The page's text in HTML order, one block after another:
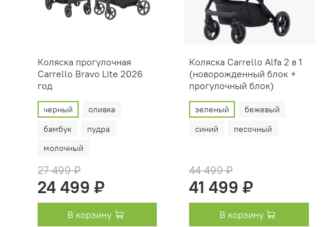
Коляска прогулочная
Carrello Bravo Lite 2026
год
черный
оливка
бамбук
пудра
молочный
27 499 ₽
24 499 ₽
В корзину
Коляска Carrello Alfa 2 в 1
(новорожденный блок +
прогулочный блок)
зеленый
бежевый
синий
песочный
44 499 ₽
41 499 ₽
В корзину